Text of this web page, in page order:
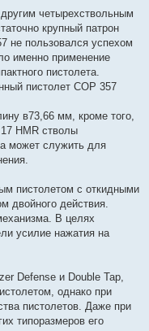
четырехствольным
крупный патрон
не пользовался успехом
именно применение
пистолета.
пистолет COP 357
в73,66 мм, кроме того,
HMR стволы
может служить для
пистолетом с откидными
двойного действия.
В целях
усилие нажатия на
Defense и Double Tap,
однако при
пистолетов. Даже при
типоразмеров его